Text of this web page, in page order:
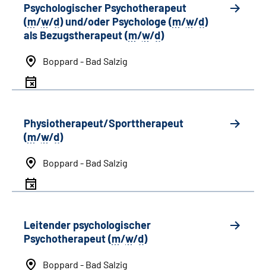
Psychologischer Psychotherapeut
(m/w/d) und/oder Psychologe (m/w/d)
als Bezugstherapeut (m/w/d)
Boppard - Bad Salzig
Physiotherapeut/Sporttherapeut
(m/w/d)
Boppard - Bad Salzig
Leitender psychologischer
Psychotherapeut (m/w/d)
Boppard - Bad Salzig